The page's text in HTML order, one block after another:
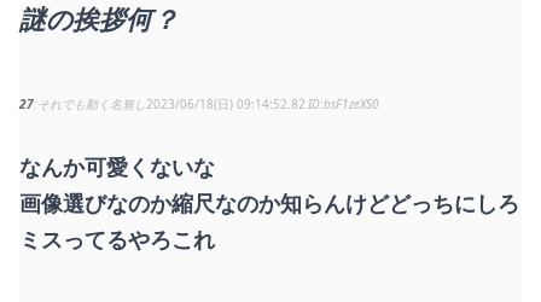
謎の挨拶何？
27 それでも動く名無し2023/06/18(日) 09:14:52.82 bsF1zeXS0
なんか可愛くないな
画像選びなのか縮尺なのか知らんけどどっちにしろ
ミスってるやろこれ